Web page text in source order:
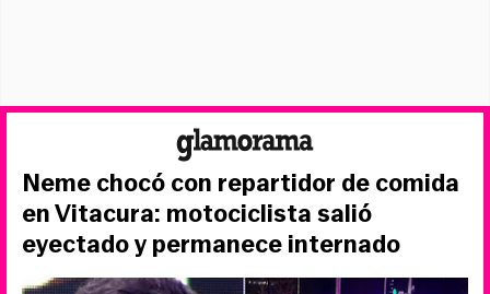
Neme chocó con repartidor de comida
en Vitacura: motociclista salió
eyectado y permanece internado